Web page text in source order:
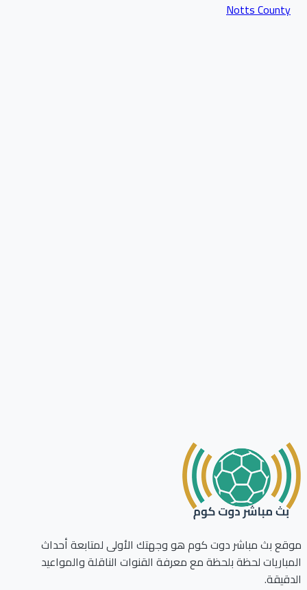
Notts County
بث مباشر دوت كوم هو وجهتك الأولى لمتابعة أحداث
لحظة بلحظة مع معرفة القنوات الناقلة والمواعيد